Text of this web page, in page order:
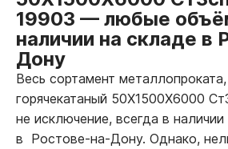
19903 — любые
наличии на складе в
Дону
Весь сортамент
горячекатаный 50Х1500Х6000
не исключение, всегда в
в Ростове-на-Дону. Однако,